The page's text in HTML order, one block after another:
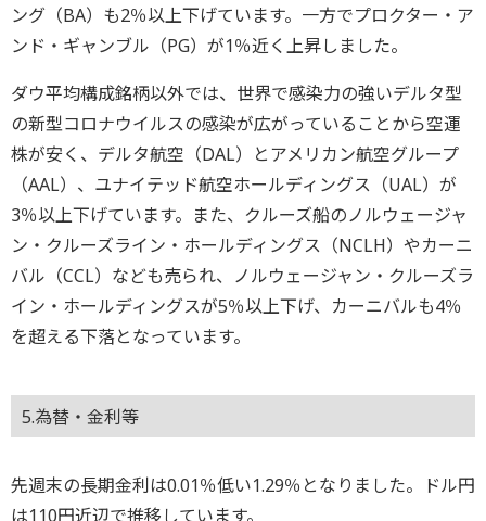
ング（BA）も2％以上下げています。一方でプロクター・ア
ンド・ギャンブル（PG）が1％近く上昇しました。
ダウ平均構成銘柄以外では、世界で感染力の強いデルタ型
の新型コロナウイルスの感染が広がっていることから空運
株が安く、デルタ航空（DAL）とアメリカン航空グループ
（AAL）、ユナイテッド航空ホールディングス（UAL）が
3％以上下げています。また、クルーズ船のノルウェージャ
ン・クルーズライン・ホールディングス（NCLH）やカーニ
バル（CCL）なども売られ、ノルウェージャン・クルーズラ
イン・ホールディングスが5％以上下げ、カーニバルも4％
を超える下落となっています。
5.為替・金利等
先週末の長期金利は0.01％低い1.29％となりました。ドル円
は110円近辺で推移しています。